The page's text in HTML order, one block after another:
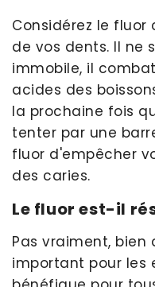
Considérez le
de vos dents. Il ne
immobile, il
acides des
la prochaine fois
tenter par une
fluor d'empêcher
des caries.
Le fluor est-il
Pas vraiment, bien
important pour les